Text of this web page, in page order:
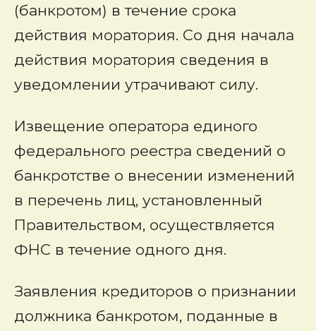
(банкротом) в течение срока
действия моратория. Со дня начала
действия моратория сведения в
уведомлении утрачивают силу.
Извещение оператора единого
федерального реестра сведений о
банкротстве о внесении изменений
в перечень лиц, установленный
Правительством, осуществляется
ФНС в течение одного дня.
Заявления кредиторов о признании
должника банкротом, поданные в